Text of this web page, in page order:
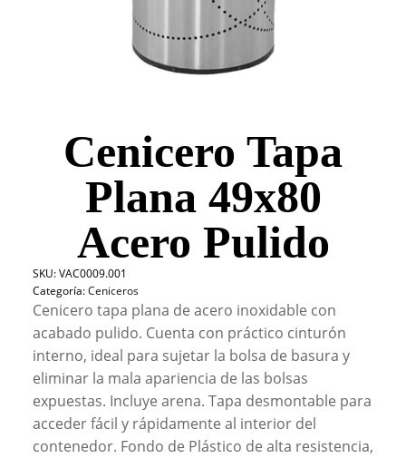
Cenicero Tapa
Plana 49x80
Acero Pulido
SKU:VAC0009.001
Categoría:Ceniceros
Cenicero tapa plana de acero inoxidable con
acabado pulido. Cuenta con práctico cinturón
interno, ideal para sujetar la bolsa de basura y
eliminar la mala apariencia de las bolsas
expuestas. Incluye arena. Tapa desmontable para
acceder fácil y rápidamente al interior del
contenedor. Fondo de Plástico de alta resistencia,